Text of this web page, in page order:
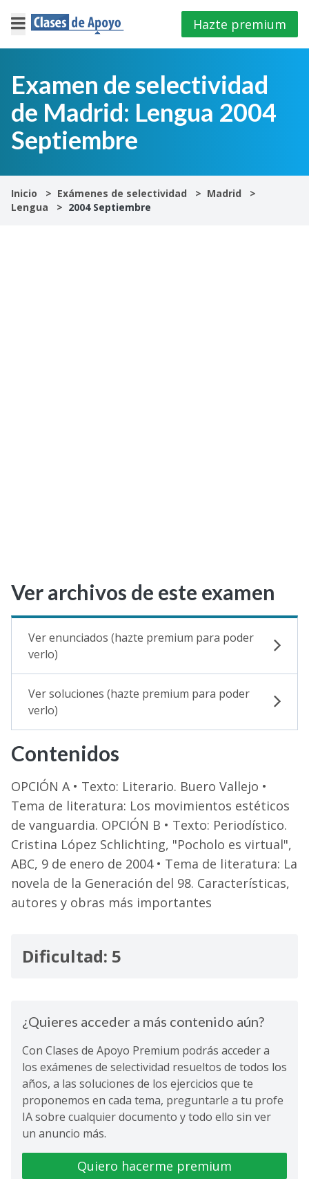
×
Iniciar
sesión
E.S.O
Hazte premium
Examen de selectividad
de Madrid: Lengua 2004
Septiembre
Inicio Exámenes de selectividad
Madrid
Lengua
2004 Septiembre
Ver archivos de este examen
Ver enunciados (hazte premium para poder
verlo)
Ver soluciones (hazte premium para poder
verlo)
Contenidos
OPCIÓN A • Texto: Literario. Buero Vallejo •
Tema de literatura: Los movimientos estéticos
de vanguardia. OPCIÓN B • Texto: Periodístico.
Cristina López Schlichting, "Pocholo es virtual",
ABC, 9 de enero de 2004 • Tema de literatura: La
novela de la Generación del 98. Características,
autores y obras más importantes
Dificultad: 5
¿Quieres acceder a más contenido aún?
Con Clases de Apoyo Premium podrás acceder a
los exámenes de selectividad resueltos de todos los
años, a las soluciones de los ejercicios que te
proponemos en cada tema, preguntarle a tu profe
IA sobre cualquier documento y todo ello sin ver
un anuncio más.
Quiero hacerme premium